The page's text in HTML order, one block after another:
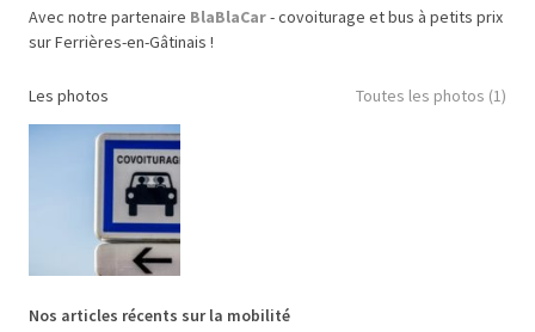
Avec notre partenaire BlaBlaCar- covoiturage et bus à petits prix
sur Ferrières-en-Gâtinais !
Les photos Toutes les photos (1)
Nos articles récents sur la mobilité